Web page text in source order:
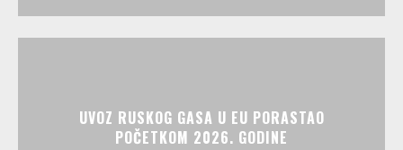
UVOZ RUSKOG GASA U EU PORASTAO
POČETKOM 2026. GODINE